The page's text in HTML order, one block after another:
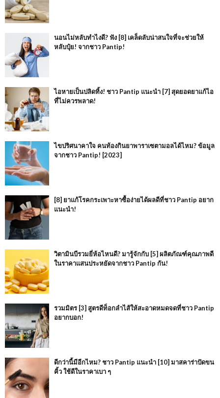
นอนไม่หลับทำไงดี? ฟัง [8] เคล็ดลับน่าสนใจที่จะช่วยให้
หลับปุ๋ย! จากชาว Pantip!
ไอหายเป็นปลิดทิ้ง! ชาว Pantip แนะนำ [7] สุดยอดยาแก้ไอ
ที่ไม่ควรพลาด!
ไขปริศนาคาใจ คนท้องกินยาพาราเซตามอลได้ไหม? ข้อมูล
จากชาว Pantip! [2023]
[8] ยาแก้โรคกระเพาะหาซื้อง่ายได้ผลดีที่ชาว Pantip อยาก
แนะนำ!
วิตามินบีรวมยี่ห้อไหนดี? มารู้จักกับ [5] ผลิตภัณฑ์คุณภาพดี
ในราคาแสนประหยัดจากชาว Pantip กัน!
รวมมิตร [3] สูตรดีท็อกลำไส้ให้สะอาดหมดจดที่ชาว Pantip
อยากบอก!
ดีกว่านี้มีอีกไหม? ชาว Pantip แนะนำ [10] มาสคาร่าปัดขน
คิ้ว ใช้ดีในราคาเบา ๆ